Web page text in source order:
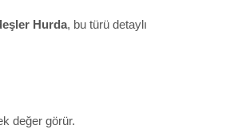
Hurda, bu türü detaylı
değer görür.